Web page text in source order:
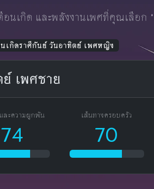
อนเกิด และพลังงานเพศที่คุณเลือก
เกิดราศีกันย์ วันอาทิตย์ เพศหญิง
เพศชาย
ละความผูกพัน
74
เส้นทางครอบครัว
70